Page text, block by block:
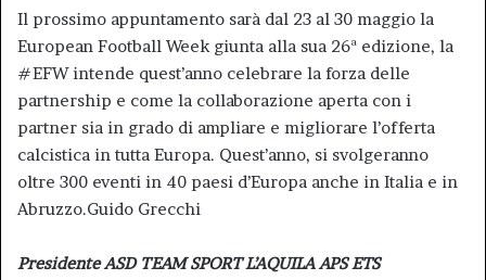
Il prossimo appuntamento sarà dal 23 al 30 maggio la
European Football Week giunta alla sua 26ª edizione, la
#EFW intende quest’anno celebrare la forza delle
partnership e come la collaborazione aperta con i
partner sia in grado di ampliare e migliorare l’offerta
calcistica in tutta Europa. Quest’anno, si svolgeranno
oltre 300 eventi in 40 paesi d’Europa anche in Italia e in
Abruzzo.Guido Grecchi
PresidenteASD TEAM SPORT L’AQUILA APS ETS